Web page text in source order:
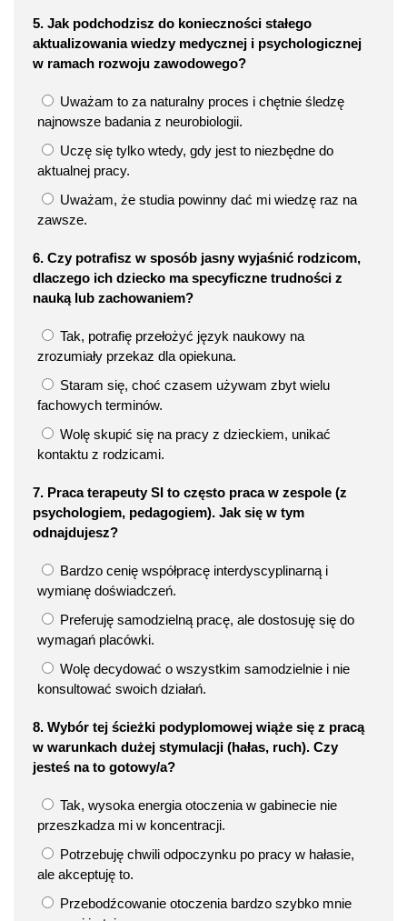
5. Jak podchodzisz do konieczności stałego
aktualizowania wiedzy medycznej i psychologicznej
w ramach rozwoju zawodowego?
Uważam to za naturalny proces i chętnie śledzę
najnowsze badania z neurobiologii.
Uczę się tylko wtedy, gdy jest to niezbędne do
aktualnej pracy.
Uważam, że studia powinny dać mi wiedzę raz na
zawsze.
6. Czy potrafisz w sposób jasny wyjaśnić rodzicom,
dlaczego ich dziecko ma specyficzne trudności z
nauką lub zachowaniem?
Tak, potrafię przełożyć język naukowy na
zrozumiały przekaz dla opiekuna.
Staram się, choć czasem używam zbyt wielu
fachowych terminów.
Wolę skupić się na pracy z dzieckiem, unikać
kontaktu z rodzicami.
7. Praca terapeuty SI to często praca w zespole (z
psychologiem, pedagogiem). Jak się w tym
odnajdujesz?
Bardzo cenię współpracę interdyscyplinarną i
wymianę doświadczeń.
Preferuję samodzielną pracę, ale dostosuję się do
wymagań placówki.
Wolę decydować o wszystkim samodzielnie i nie
konsultować swoich działań.
8. Wybór tej ścieżki podyplomowej wiąże się z pracą
w warunkach dużej stymulacji (hałas, ruch). Czy
jesteś na to gotowy/a?
Tak, wysoka energia otoczenia w gabinecie nie
przeszkadza mi w koncentracji.
Potrzebuję chwili odpoczynku po pracy w hałasie,
ale akceptuję to.
Przebodźcowanie otoczenia bardzo szybko mnie